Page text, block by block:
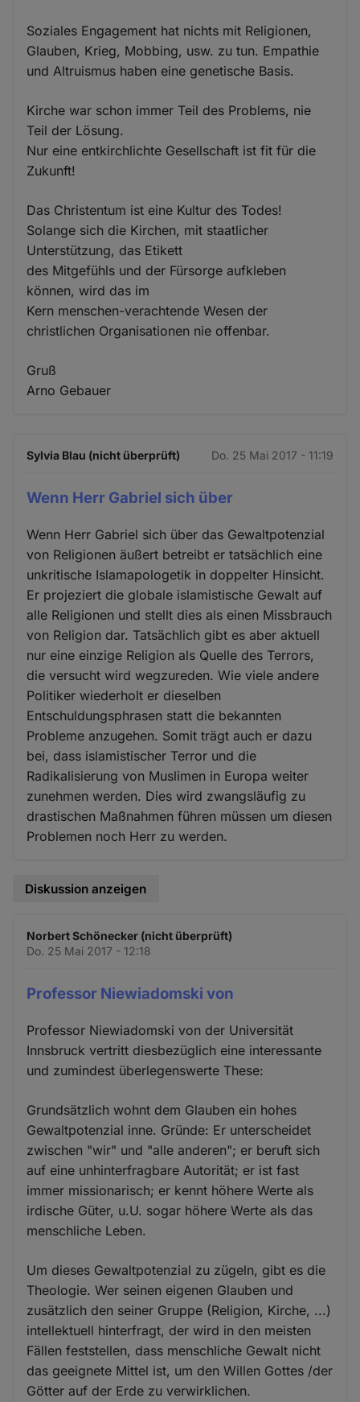
Soziales Engagement hat nichts mit Religionen,
Glauben, Krieg, Mobbing, usw. zu tun. Empathie
und Altruismus haben eine genetische Basis.
Kirche war schon immer Teil des Problems, nie
Teil der Lösung.
Nur eine entkirchlichte Gesellschaft ist fit für die
Zukunft!
Das Christentum ist eine Kultur des Todes!
Solange sich die Kirchen, mit staatlicher
Unterstützung, das Etikett
des Mitgefühls und der Fürsorge aufkleben
können, wird das im
Kern menschen-verachtende Wesen der
christlichen Organisationen nie offenbar.
Gruß
Arno Gebauer
Sylvia Blau (nicht überprüft) Do. 25 Mai 2017 - 11:19
Wenn Herr Gabriel sich über
Wenn Herr Gabriel sich über das Gewaltpotenzial
von Religionen äußert betreibt er tatsächlich eine
unkritische Islamapologetik in doppelter Hinsicht.
Er projeziert die globale islamistische Gewalt auf
alle Religionen und stellt dies als einen Missbrauch
von Religion dar. Tatsächlich gibt es aber aktuell
nur eine einzige Religion als Quelle des Terrors,
die versucht wird wegzureden. Wie viele andere
Politiker wiederholt er dieselben
Entschuldungsphrasen statt die bekannten
Probleme anzugehen. Somit trägt auch er dazu
bei, dass islamistischer Terror und die
Radikalisierung von Muslimen in Europa weiter
zunehmen werden. Dies wird zwangsläufig zu
drastischen Maßnahmen führen müssen um diesen
Problemen noch Herr zu werden.
Diskussion anzeigen
Norbert Schönecker (nicht überprüft)
Do. 25 Mai 2017 - 12:18
Professor Niewiadomski von
Professor Niewiadomski von der Universität
Innsbruck vertritt diesbezüglich eine interessante
und zumindest überlegenswerte These:
Grundsätzlich wohnt dem Glauben ein hohes
Gewaltpotenzial inne. Gründe: Er unterscheidet
zwischen "wir" und "alle anderen"; er beruft sich
auf eine unhinterfragbare Autorität; er ist fast
immer missionarisch; er kennt höhere Werte als
irdische Güter, u.U. sogar höhere Werte als das
menschliche Leben.
Um dieses Gewaltpotenzial zu zügeln, gibt es die
Theologie. Wer seinen eigenen Glauben und
zusätzlich den seiner Gruppe (Religion, Kirche, ...)
intellektuell hinterfragt, der wird in den meisten
Fällen feststellen, dass menschliche Gewalt nicht
das geeignete Mittel ist, um den Willen Gottes /der
Götter auf der Erde zu verwirklichen.